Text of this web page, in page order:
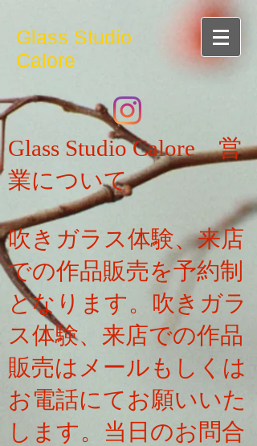
Glass Studio
Calore
Glass Studio Calore 営
業について
吹きガラス体験、来店
での作品販売を予約制
となります。吹きガラ
ス体験、来店での作品
販売はメールもしくは
お電話にてお願いいた
します。当日のお問合